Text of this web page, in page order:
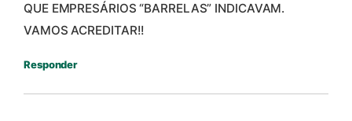
QUE EMPRESÁRIOS “BARRELAS” INDICAVAM.
VAMOS ACREDITAR!!
Responder